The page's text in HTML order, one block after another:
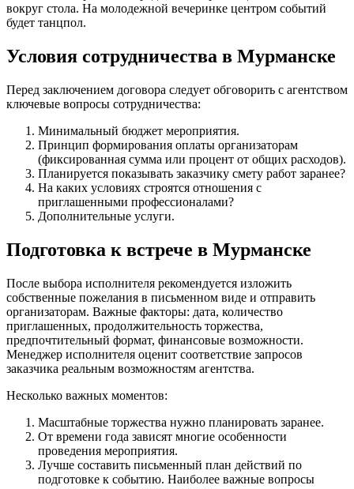
вокруг стола. На молодежной вечеринке центром событий
будет танцпол.
Условия сотрудничества в Мурманске
Перед заключением договора следует обговорить с агентством
ключевые вопросы сотрудничества:
Минимальный бюджет мероприятия.
Принцип формирования оплаты организаторам
(фиксированная сумма или процент от общих расходов).
Планируется показывать заказчику смету работ заранее?
На каких условиях строятся отношения с
приглашенными профессионалами?
Дополнительные услуги.
Подготовка к встрече в Мурманске
После выбора исполнителя рекомендуется изложить
собственные пожелания в письменном виде и отправить
организаторам. Важные факторы: дата, количество
приглашенных, продолжительность торжества,
предпочтительный формат, финансовые возможности.
Менеджер исполнителя оценит соответствие запросов
заказчика реальным возможностям агентства.
Несколько важных моментов:
Масштабные торжества нужно планировать заранее.
От времени года зависят многие особенности
проведения мероприятия.
Лучше составить письменный план действий по
подготовке к событию. Наиболее важные вопросы